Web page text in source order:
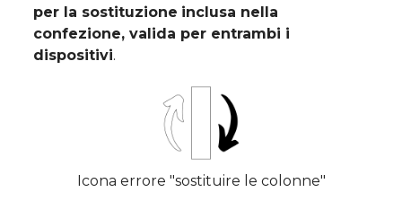
per la sostituzione inclusa nella
confezione, valida per entrambi i
dispositivi.
Icona errore "sostituire le colonne"